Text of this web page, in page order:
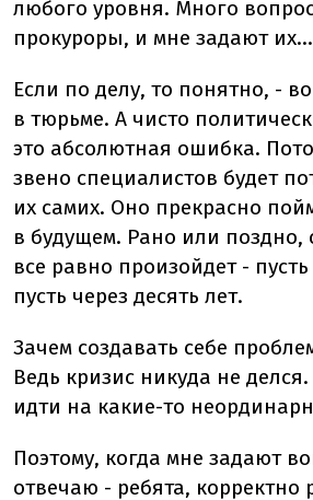
любого уровня. Много
прокуроры, и мне задают их...
Если по делу, то понятно, -
в тюрьме. А чисто
это абсолютная ошибка.
звено специалистов будет
их самих. Оно прекрасно
в будущем. Рано или поздно,
все равно произойдет -
пусть через десять лет.
Зачем создавать себе
Ведь кризис никуда не
идти на какие-то
Поэтому, когда мне задают
отвечаю - ребята, корректно